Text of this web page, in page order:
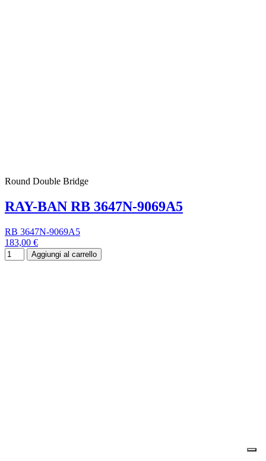
Round Double Bridge
RAY-BAN RB 3647N-9069A5
RB 3647N-9069A5
183,00 €
Aggiungi al carrello